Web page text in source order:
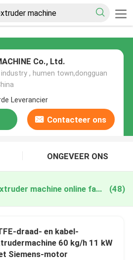
Co., Ltd.
, humen town,dongguan
Leverancier
Contacteer ons
ONGEVEER ONS
wire and cable extruder machine online fabricage (48)
draad- en kabel-
60 kg/h 11 kW
Siemens-motor